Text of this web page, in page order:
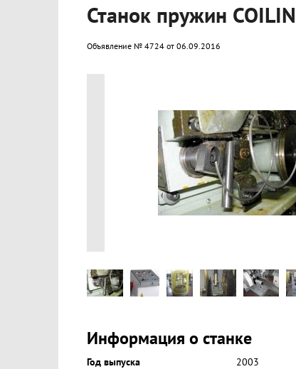
Станок пружин
Объявление № 4724 от 06.09.2016
Информация о станке
Год выпуска
2003